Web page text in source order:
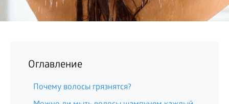
Оглавление
Почему волосы грязнятся?